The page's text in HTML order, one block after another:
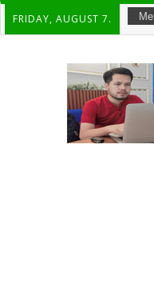
FRIDAY, AUGUST 7.